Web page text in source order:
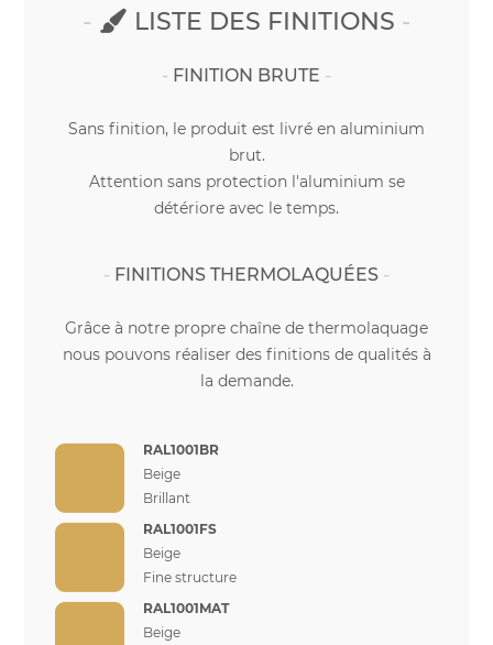
LISTE DES FINITIONS
FINITION BRUTE
Sans finition, le produit est livré en aluminium
brut.
Attention sans protection l'aluminium se
détériore avec le temps.
FINITIONS THERMOLAQUÉES
Grâce à notre propre chaîne de thermolaquage
nous pouvons réaliser des finitions de qualités à
la demande.
RAL1001BR
Beige
Brillant
RAL1001FS
Beige
Fine structure
RAL1001MAT
Beige